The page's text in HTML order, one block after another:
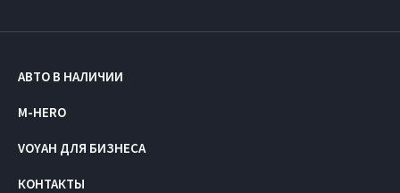
АВТО В НАЛИЧИИ
M-HERO
VOYAH ДЛЯ БИЗНЕСА
КОНТАКТЫ